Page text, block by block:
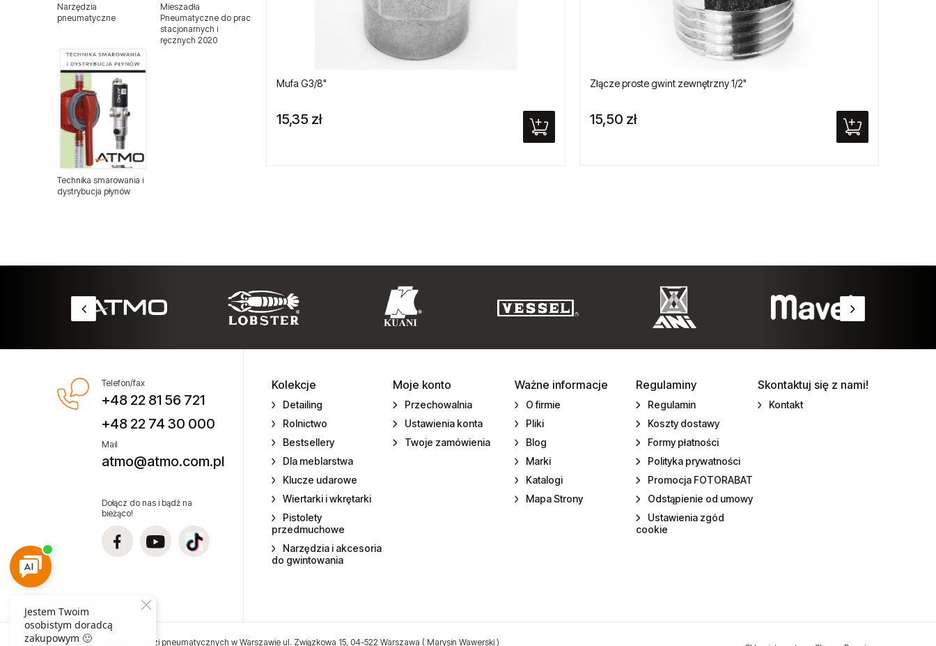
Narzędzia spalinowe
Nitonakrętki
Nity zrywalne
Odzież ochronna
Podajniki nitów
Podajniki śrub i wkrętów
Sztyfty do sztyfciarek
Testery momentu siły
pneumatycznych
Zwijadła przewodów elektrycznych
Zwijadła przewodów powietrza
Zwijadła węży smarowania
Narzędzia
pneumatyczne
Mieszadła
Pneumatyczne do prac
stacjonarnych i
ręcznych 2020
Technika smarowania i
dystrybucja płynów
Mufa G3/8"
15,35 zł
Złącze proste gwint zewnętrzny 1/2"
15,50 zł
Telefon/fax
+48 22 81 56 721
+48 22 74 30 000
Mail
atmo@atmo.com.pl
Dołącz do nas i bądź na
bieżąco!
Kolekcje
Detailing
Rolnictwo
Bestsellery
Dla meblarstwa
Klucze udarowe
Wiertarki i wkrętarki
Pistolety
przedmuchowe
Narzędzia i akcesoria
do gwintowania
Moje konto
Przechowalnia
Ustawienia konta
Twoje zamówienia
Ważne informacje
O firmie
Pliki
Blog
Marki
Katalogi
Mapa Strony
Regulaminy
Regulamin
Koszty dostawy
Formy płatności
Polityka prywatności
Promocja FOTORABAT
Odstąpienie od umowy
Ustawienia zgód
cookie
Skontaktuj się z nami!
Kontakt
Sprzedaż i serwis narzędzi pneumatycznych w Warszawie ul. Związkowa 15, 04-522 Warszawa ( Marysin Wawerski )